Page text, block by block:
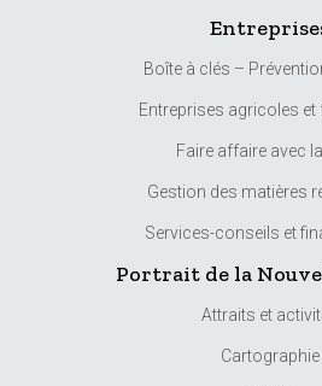
Boîte à clés –
Entreprises agricoles et
Faire affaire avec
Gestion des matières
Services-conseils et
Portrait de la
Attraits et
Cartographie